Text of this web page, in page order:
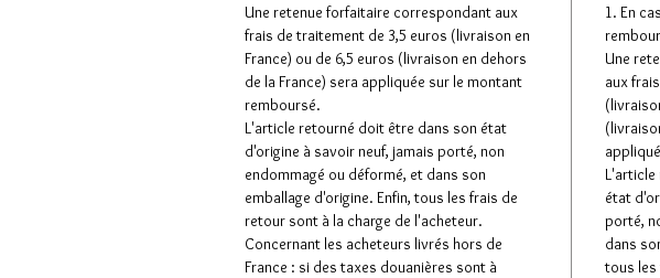
Une retenue forfaitaire correspondant aux
frais de traitement de 3,5 euros (livraison en
France) ou de 6,5 euros (livraison en dehors
de la France) sera appliquée sur le montant
remboursé.
L'article retourné doit être dans son état
d'origine à savoir neuf, jamais porté, non
endommagé ou déformé, et dans son
emballage d'origine. Enfin, tous les frais de
retour sont à la charge de l'acheteur.
Concernant les acheteurs livrés hors de
France : si des taxes douanières sont à
1. En
Une
aux
état
porté,
dans
tous les